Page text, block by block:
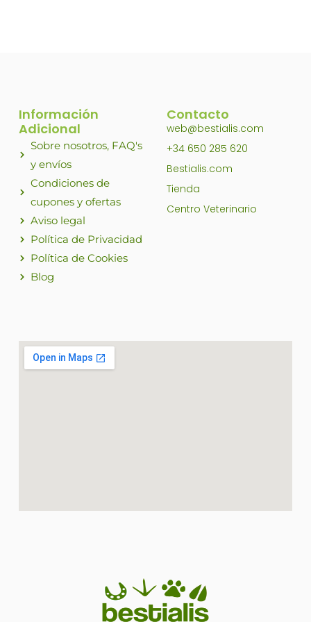
Información
Adicional
Sobre nosotros, FAQ's
y envíos
Condiciones de
cupones y ofertas
Aviso legal
Política de Privacidad
Política de Cookies
Blog
Contacto
web@bestialis.com
+34 650 285 620
Bestialis.com
Tienda
Centro Veterinario